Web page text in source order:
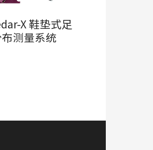
X 鞋垫式足
测量系统